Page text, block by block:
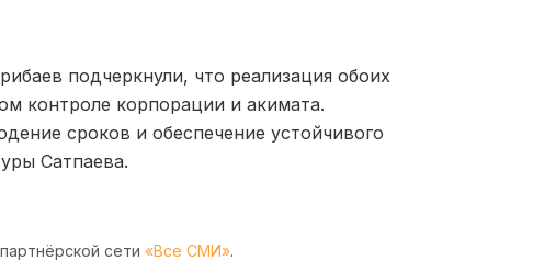
подчеркнули, что реализация обоих
контроле корпорации и акимата.
сроков и обеспечение устойчивого
Сатпаева.
сети «Все СМИ».